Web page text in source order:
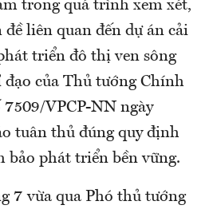
trong quá trình xem xét,
đề liên quan đến dự án cải
triển đô thị ven sông
của Thủ tướng Chính
VPCP-NN ngày
tuân thủ đúng quy định
bảo phát triển bền vững.
7 vừa qua Phó thủ tướng